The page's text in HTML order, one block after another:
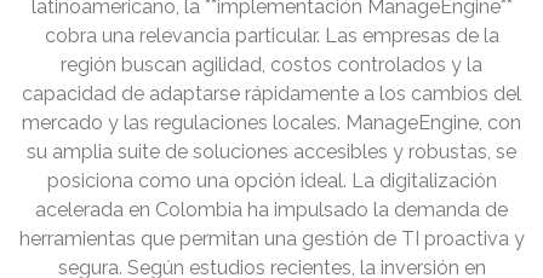
latinoamericano, la **implementación ManageEngine**
cobra una relevancia particular. Las empresas de la
región buscan agilidad, costos controlados y la
capacidad de adaptarse rápidamente a los cambios del
mercado y las regulaciones locales. ManageEngine, con
su amplia suite de soluciones accesibles y robustas, se
posiciona como una opción ideal. La digitalización
acelerada en Colombia ha impulsado la demanda de
herramientas que permitan una gestión de TI proactiva y
segura. Según estudios recientes, la inversión en